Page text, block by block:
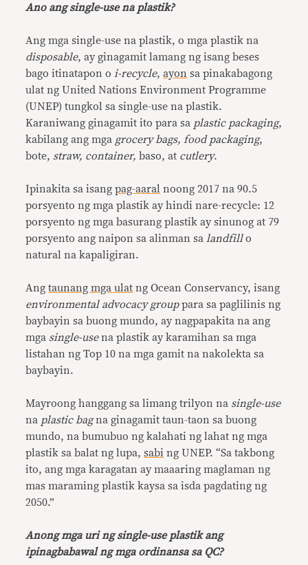
Ano ang single-use na plastik?
Ang mga single-use na plastik, o mga plastik na
disposable, ay ginagamit lamang ng isang beses
bago itinatapon o i-recycle,ayon sa pinakabagong
ulat ng United Nations Environment Programme
(UNEP) tungkol sa single-use na plastik.
Karaniwang ginagamit ito para sa plastic packaging,
kabilang ang mga grocery bags, food packaging,
bote, straw, container, baso, at cutlery.
Ipinakita sa isangpag-aaral noong 2017 na 90.5
porsyento ng mga plastik ay hindi nare-recycle: 12
porsyento ng mga basurang plastik ay sinunog at 79
porsyento ang naipon sa alinman sa landfillo
natural na kapaligiran.
Angtaunang mga ulat ng Ocean Conservancy, isang
environmental advocacy grouppara sa paglilinis ng
baybayin sa buong mundo, ay nagpapakita na ang
mga single-usena plastik ay karamihan sa mga
listahan ng Top 10 na mga gamit na nakolekta sa
baybayin.
Mayroong hanggang sa limang trilyon na single-use
na plastic bagna ginagamit taun-taon sa buong
mundo, na bumubuo ng kalahati ng lahat ng mga
plastik sa balat ng lupa,sabi ng UNEP. “Sa takbong
ito, ang mga karagatan ay maaaring maglaman ng
mas maraming plastik kaysa sa isda pagdating ng
2050.”
Anong mga uri ng single-use plastik ang
ipinagbabawal ng mga ordinansa sa QC?